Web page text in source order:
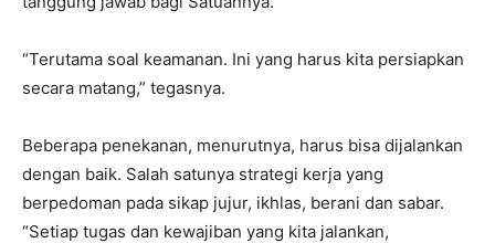
“Terutama soal keamanan. Ini yang harus kita persiapkan
secara matang,” tegasnya.
Beberapa penekanan, menurutnya, harus bisa dijalankan
dengan baik. Salah satunya strategi kerja yang
berpedoman pada sikap jujur, ikhlas, berani dan sabar.
“Setiap tugas dan kewajiban yang kita jalankan,